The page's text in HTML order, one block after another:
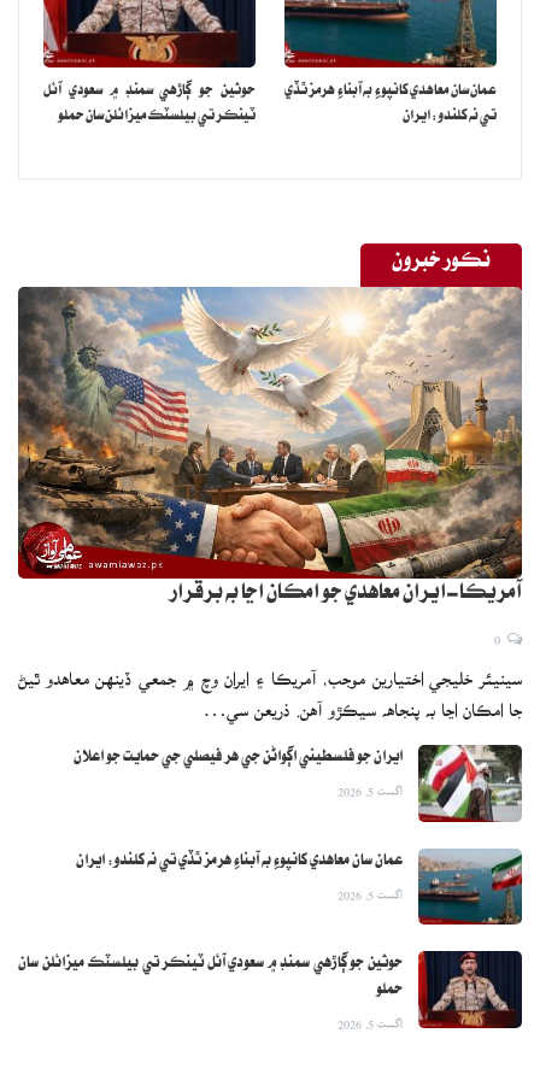
عمان سان معاهدي کانپوءِ به آبناءِ هرمز ٿڏي
تي نه کلندو: ايران
حوثين جو ڳاڙهي سمنڊ ۾ سعودي آئل
ٽينڪر تي بيلسٽڪ ميزائلن سان حملو
نڪور خبرون
آمريڪا-ايران معاهدي جو امڪان اڃا به برقرار
سينيئر خليجي اختيارين موجب، آمريڪا ۽ ايران وچ ۾ جمعي ڏينهن معاهدو ٿيڻ
جا امڪان اڃا به پنجاهه سيڪڙو آهن. ذريعن سي…
ايران جو فلسطيني اڳواڻن جي هر فيصلي جي حمايت جو اعلان
اگست 5, 2026
عمان سان معاهدي کانپوءِ به آبناءِ هرمز ٿڏي تي نه کلندو: ايران
اگست 5, 2026
حوثين جو ڳاڙهي سمنڊ ۾ سعودي آئل ٽينڪر تي بيلسٽڪ ميزائلن سان
حملو
اگست 5, 2026